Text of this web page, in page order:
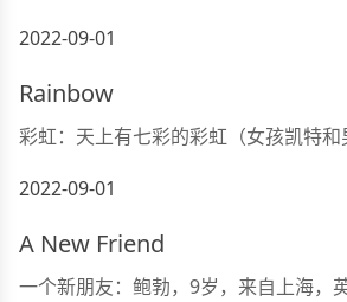
2022-09-01
Rainbow
彩虹：天上有七彩的彩虹（女孩凯特和
2022-09-01
A New Friend
一个新朋友：鲍勃，9岁，来自上海，